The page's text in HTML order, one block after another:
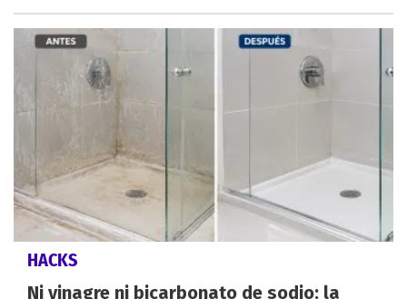
HACKS
Ni vinagre ni bicarbonato de sodio: la